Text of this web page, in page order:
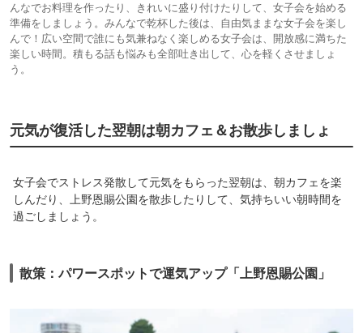
んなでお料理を作ったり、きれいに盛り付けたりして、女子会を始める
準備をしましょう。みんなで乾杯した後は、自由気ままな女子会を楽し
んで！広い空間で誰にも気兼ねなく楽しめる女子会は、開放感に満ちた
楽しい時間。積もる話も悩みも全部吐き出して、心を軽くさせましょ
う。
元気が復活した翌朝は朝カフェ＆お散歩しましょ
女子会でストレス発散して元気をもらった翌朝は、朝カフェを楽
しんだり、上野恩賜公園を散歩したりして、気持ちいい朝時間を
過ごしましょう。
散策：パワースポットで運気アップ「上野恩賜公園」